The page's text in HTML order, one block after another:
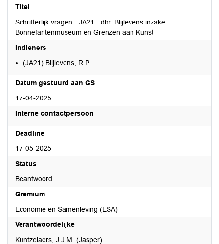
Titel
Schrifterlijk vragen - JA21 - dhr. Blijlevens inzake
Bonnefantenmuseum en Grenzen aan Kunst
Indieners
(JA21) Blijlevens, R.P.
Datum gestuurd aan GS
17-04-2025
Interne contactpersoon
Deadline
17-05-2025
Status
Beantwoord
Gremium
Economie en Samenleving (ESA)
Verantwoordelijke
Kuntzelaers, J.J.M. (Jasper)